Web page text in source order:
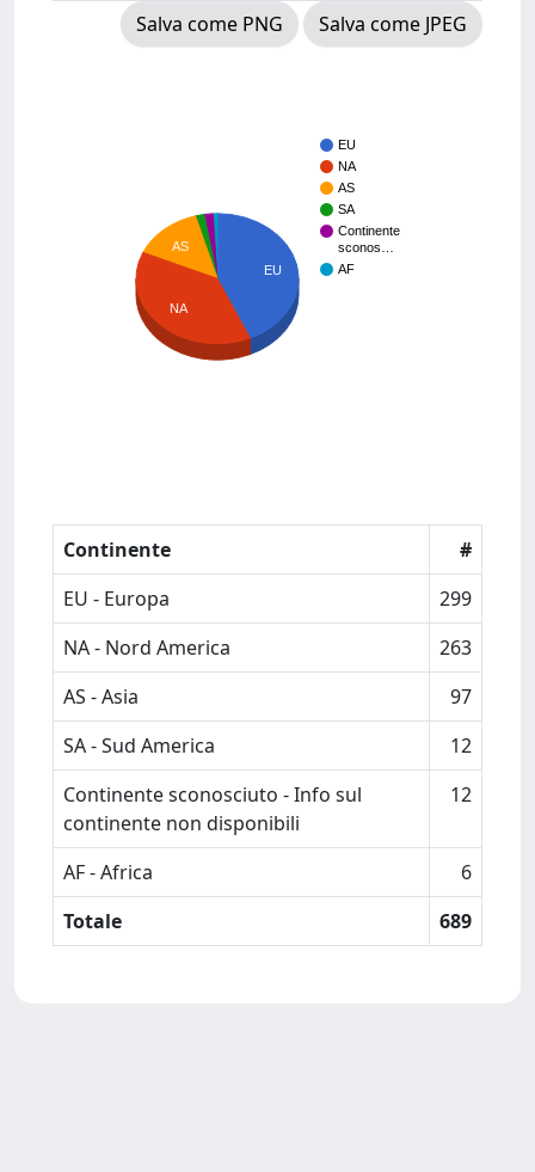
Salva come PNG
Salva come JPEG
EU
NA
AS
SA
Continente
sconos…
AF
EU
AS
NA
Continente
#
EU - Europa
299
NA - Nord America
263
AS - Asia
97
SA - Sud America
12
Continente sconosciuto - Info sul
continente non disponibili
12
AF - Africa
6
Totale
689